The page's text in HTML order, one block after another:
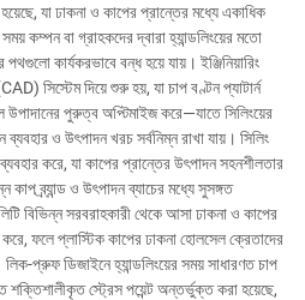
যা ঢাকনা ও কাপের প্রান্তের মধ্যে একাধিক
কম্পন বা গ্রাহকদের দ্বারা হ্যান্ডলিংয়ের মতো
কার্যকরভাবে বন্ধ হয়ে যায়। ইঞ্জিনিয়ারিং
সিস্টেম দিয়ে শুরু হয়, যা চাপ বণ্টন প্যাটার্ন
উপাদানের পুরুত্ব অপ্টিমাইজ করে—যাতে সিলিংয়ের
ব্যবহার ও উৎপাদন খরচ সর্বনিম্ন রাখা যায়। সিলিং
করে, যা কাপের প্রান্তের উৎপাদন সহনশীলতার
কাপ ব্র্যান্ড ও উৎপাদন ব্যাচের মধ্যে সুসঙ্গত
বিভিন্ন সরবরাহকারী থেকে আসা ঢাকনা ও কাপের
ফলে প্লাস্টিক কাপের ঢাকনা হোলসেল ক্রেতাদের
প্রুফ ডিজাইনে হ্যান্ডলিংয়ের সময় সাধারণত চাপ
স্ট্রেস পয়েন্ট অন্তর্ভুক্ত করা হয়েছে,